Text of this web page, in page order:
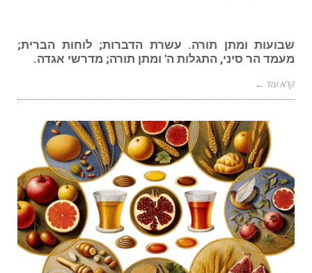
שבועות ומתן תורה. עשרת הדברות; לוחות הברית;
מעמד הר סיני, התגלות ה' ומתן תורה; מדרשי אגדה.
קרא עוד ←